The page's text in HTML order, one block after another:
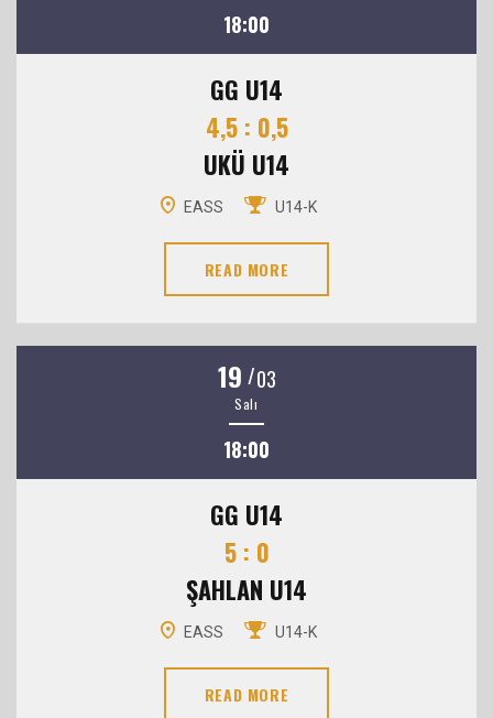
18:00
GG U14
4,5 : 0,5
UKÜ U14
EASS U14-K
READ MORE
19 /03
Salı
18:00
GG U14
5 : 0
ŞAHLAN U14
EASS U14-K
READ MORE